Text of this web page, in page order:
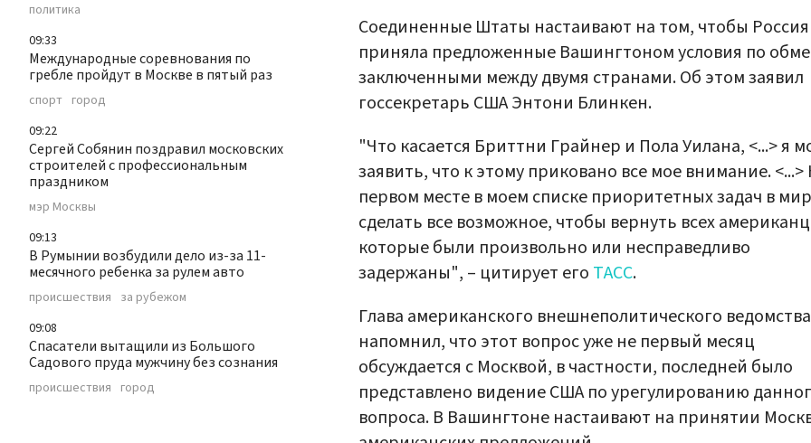
политика
09:33
Международные соревнования по
гребле пройдут в Москве в пятый раз
спорт город
09:22
Сергей Собянин поздравил московских
строителей с профессиональным
праздником
мэр Москвы
09:13
В Румынии возбудили дело из-за 11-
месячного ребенка за рулем авто
происшествия за рубежом
09:08
Спасатели вытащили из Большого
Садового пруда мужчину без сознания
происшествия город
Соединенные Штаты настаивают на том, чтобы Россия
приняла предложенные Вашингтоном условия по
заключенными между двумя странами. Об этом заявил
госсекретарь США Энтони Блинкен.
"Что касается Бриттни Грайнер и Пола Уилана, <...> я
заявить, что к этому приковано все мое внимание. <...>
первом месте в моем списке приоритетных задач в
сделать все возможное, чтобы вернуть всех
которые были произвольно или несправедливо
задержаны", – цитирует его ТАСС.
Глава американского внешнеполитического ведомства
напомнил, что этот вопрос уже не первый месяц
обсуждается с Москвой, в частности, последней было
представлено видение США по урегулированию
вопроса. В Вашингтоне настаивают на принятии